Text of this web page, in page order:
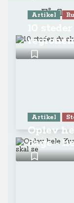
Få
Artikel
Artikel
Oplev
dage -